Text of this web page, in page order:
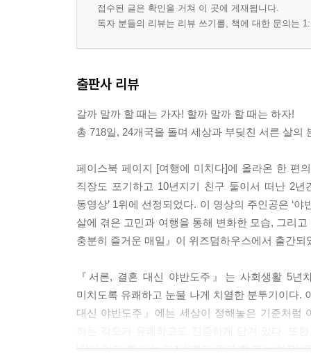
접수된 글은 확인을 거쳐 이 곳에 게재됩니다.
독자 분들의 리뷰는 리뷰 쓰기를, 책에 대한 문의는
출판사 리뷰
갈까 말까 할 때는 가자! 할까 말까 할 때는 하자!
총 718일, 24개국을 돌며 세상과 부딪친 서른 살의
페이스북 페이지 [여행에 미치다]에 올라온 한 편
직장도 포기하고 10년지기 친구 둘이서 떠난 2
동영상’ 1위에 선정되었다. 이 영상의 주인공은 ‘
살에 겪은 고민과 여행을 통해 변화한 모습, 그리
충분히 즐거운 매일』이 위즈덤하우스에서 출간되
『서른, 결혼 대신 야반도주』는 사회생활 5년
미치도록 유쾌하고 눈물 나게 치열한 분투기이다.
대신 야반도주』에는 세상이 정해놓은 기준처럼
‘갈까 말까 할 때는 가자’ ‘할까 말까 할 때는 하자’